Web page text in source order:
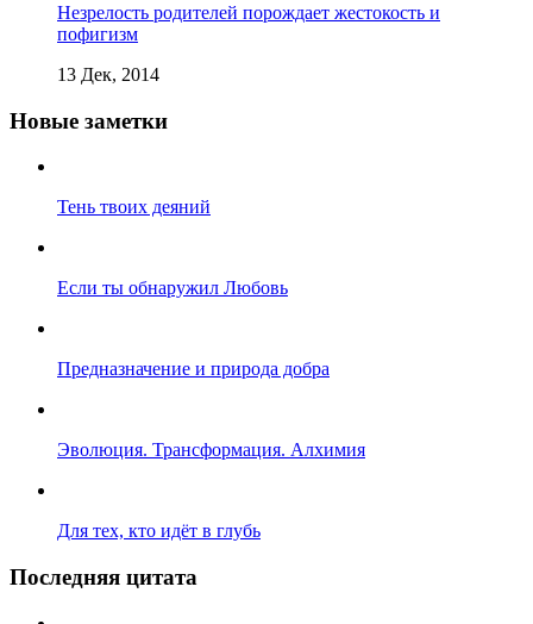
Незрелость родителей порождает жестокость и
пофигизм
13 Дек, 2014
Новые заметки
Тень твоих деяний
Если ты обнаружил Любовь
Предназначение и природа добра
Эволюция. Трансформация. Алхимия
Для тех, кто идёт в глубь
Последняя цитата